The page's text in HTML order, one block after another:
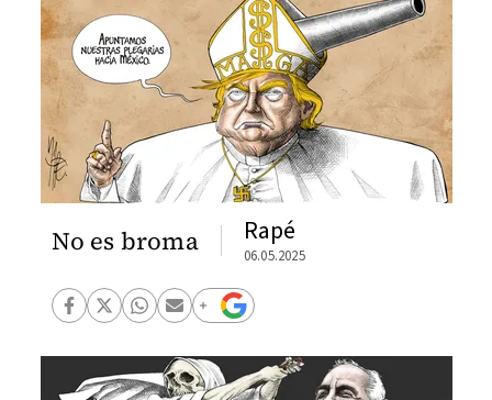
No es broma Rapé
06.05.2025